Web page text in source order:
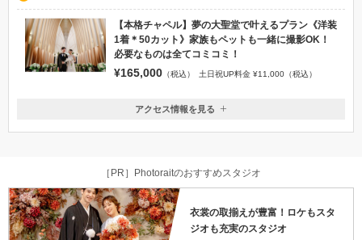
【本格チャペル】夢の大聖堂で叶えるプラン《洋装
1着＊50カット》家族もペットも一緒に撮影OK！
必要なものは全てコミコミ！
¥165,000 （税込） 土日祝UP料金 ¥11,000（税込）
静岡県浜松市中央区中央3丁目11-11
アクセス情報を見る
［PR］Photoraitのおすすめスタジオ
衣裳の取揃えが豊富！ロケもスタ
ジオも充実のスタジオ